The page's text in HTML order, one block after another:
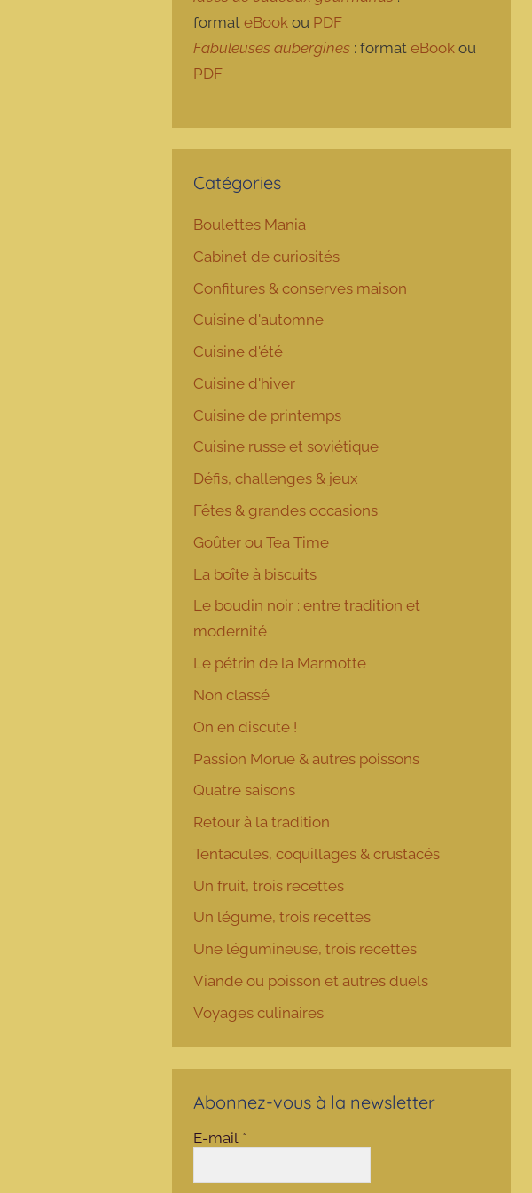
formateBook ou PDF
Fabuleuses aubergines : formateBook ou
PDF
Catégories
Boulettes Mania
Cabinet de curiosités
Confitures & conserves maison
Cuisine d'automne
Cuisine d'été
Cuisine d'hiver
Cuisine de printemps
Cuisine russe et soviétique
Défis, challenges & jeux
Fêtes & grandes occasions
Goûter ou Tea Time
La boîte à biscuits
Le boudin noir : entre tradition et
modernité
Le pétrin de la Marmotte
Non classé
On en discute !
Passion Morue & autres poissons
Quatre saisons
Retour à la tradition
Tentacules, coquillages & crustacés
Un fruit, trois recettes
Un légume, trois recettes
Une légumineuse, trois recettes
Viande ou poisson et autres duels
Voyages culinaires
Abonnez-vous à la newsletter
E-mail *